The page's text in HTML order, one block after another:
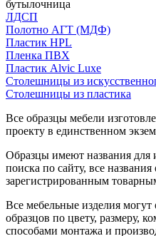
бутылочница
ЛДСП
Полотно АГТ (МДФ)
Пластик HPL
Пленка ПВХ
Пластик Alvic Luxe
Столешницы из
Столешницы из пластика
Все образцы мебели
проекту в единственном
Образцы имеют названия для
поиска по сайту, все
зарегистрированным
Все мебельные изделия могут
образцов по цвету, размеру,
способами монтажа и